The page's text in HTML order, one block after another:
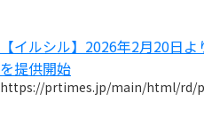
【イルシル】2026年2月20日
を提供開始
https://prtimes.jp/main/html/rd/